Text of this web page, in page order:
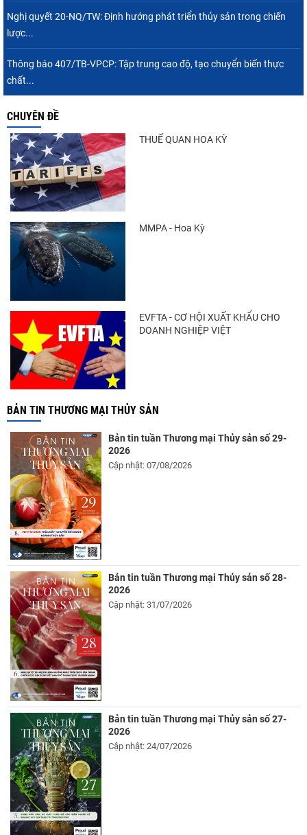
Trung Quốc tăng mạnh nhập khẩu mực,
Vietfish 2026 – Nơi hội tụ đổi mới, kết nối và
Nghị quyết 20-NQ/TW: Định hướng phát triển thủy sản trong chiến
lược...
Thông báo 407/TB-VPCP: Tập trung cao độ, tạo chuyển biến thực
chất...
CHUYÊN ĐỀ
THUẾ QUAN HOA KỲ
MMPA - Hoa Kỳ
EVFTA - CƠ HỘI XUẤT KHẨU CHO
DOANH NGHIỆP VIỆT
BẢN TIN THƯƠNG MẠI THỦY SẢN
Bản tin tuần Thương mại Thủy sản số 29-
2026
Cập nhật: 07/08/2026
Bản tin tuần Thương mại Thủy sản số 28-
2026
Cập nhật: 31/07/2026
Bản tin tuần Thương mại Thủy sản số 27-
2026
Cập nhật: 24/07/2026